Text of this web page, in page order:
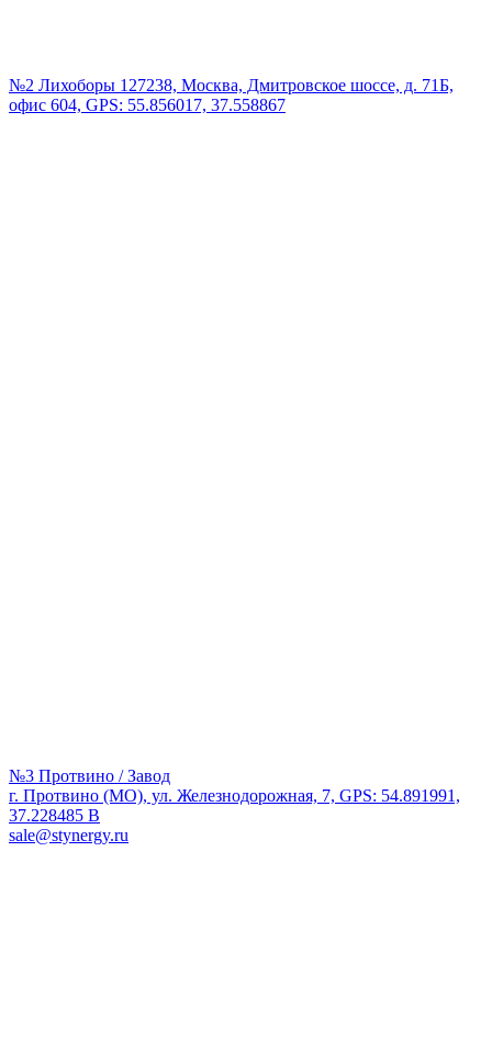
№2 Лихоборы 127238, Москва, Дмитровское шоссе, д. 71Б,
офис 604, GPS: 55.856017, 37.558867
№3 Протвино / Завод
г. Протвино (МО), ул. Железнодорожная, 7, GPS: 54.891991,
37.228485 В
sale@stynergy.ru